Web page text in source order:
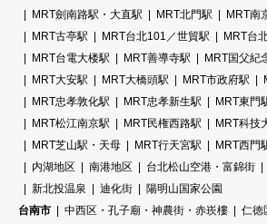
MRT劍南路駅・大直駅
MRT北門駅 MRT南
MRT古亭駅
MRT台北101／世貿駅 MRT台
MRT台電大楼駅
MRT善導寺駅 MRT国父紀
MRT大安駅
MRT大橋頭駅 MRT市政府駅
MRT忠孝敦化駅
MRT忠孝新生駅 MRT東門
MRT松江南京駅
MRT民権西路駅
MRT科技
MRT芝山駅・天母
MRT行天宮駅 MRT西門
内湖地区
南港地区 台北松山空港・富錦街
新北投温泉
迪化街
陽明山国家公園
台南市
中西区・孔子廟・神農街・赤崁樓
仁徳